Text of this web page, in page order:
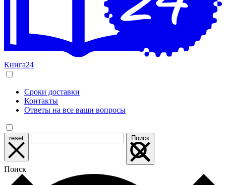
Книга24
Сроки доставки
Контакты
Ответы на все ваши вопросы
reset Поиск
Поиск